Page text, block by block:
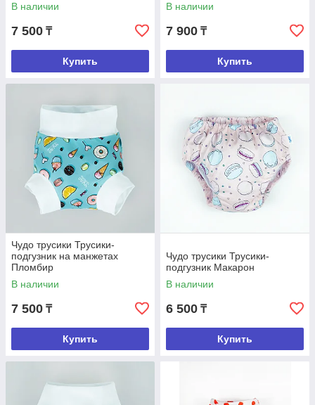
В наличии
7 500 ₸
Купить
В наличии
7 900 ₸
Купить
Чудо трусики Трусики-
подгузник на манжетах
Пломбир
В наличии
7 500 ₸
Купить
Чудо трусики Трусики-
подгузник Макарон
В наличии
6 500 ₸
Купить